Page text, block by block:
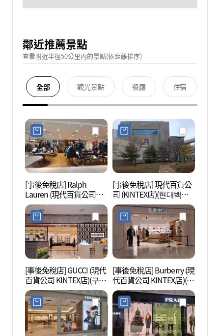
鄰近推薦景點
查看附近半徑50公里內的景點(依距離排序)
全部 觀光景點 餐廳 住宿
[事後免稅店] Ralph
Lauren (現代百貨公司
KINTEX店)(랄프로렌 현대
백화점 킨텍스점)
[事後免稅店] 現代百貨公
司 (KINTEX店)(현대백화
점 킨텍스점)
[事後免稅店] GUCCI (現代
百貨公司 KINTEX店)(구찌
현대백화점 킨텍스점)
[事後免稅店] Burberry (現
代百貨公司 KINTEX店)(버
버리 현대백화점 킨텍스
점)